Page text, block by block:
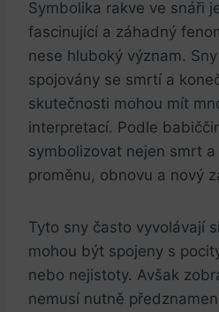
Symbolika rakve ve snáři
fascinující a záhadný
nese hluboký význam.‍
‌spojovány ⁣se smrtí a
skutečnosti mohou⁢ mít
interpretací. Podle
symbolizovat nejen smrt
proměnu, ⁣obnovu a nový
Tyto ⁢sny často vyvolávají
mohou být spojeny s
nebo nejistoty. Avšak
nemusí nutně